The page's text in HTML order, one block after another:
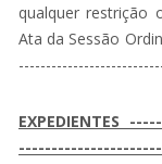
qualquer restrição
Ata da Sessão
EXPEDIENTES